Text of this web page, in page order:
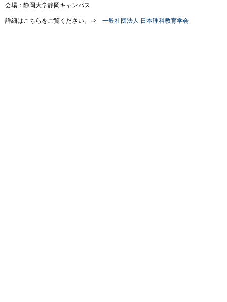
会場：静岡大学静岡キャンパス
詳細はこちらをご覧ください。⇒ 一般社団法人 日本理科教育学会